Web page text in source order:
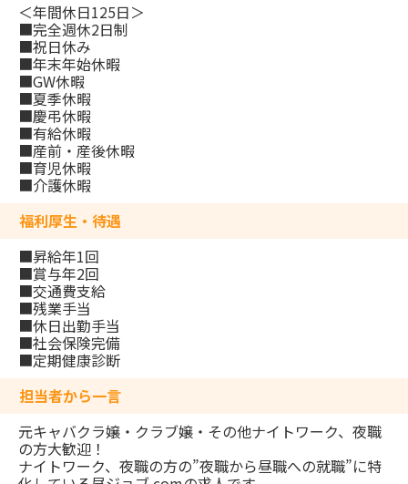
＜年間休日125日＞
■完全週休2日制
■祝日休み
■年末年始休暇
■GW休暇
■夏季休暇
■慶弔休暇
■有給休暇
■産前・産後休暇
■育児休暇
■介護休暇
福利厚生・待遇
■昇給年1回
■賞与年2回
■交通費支給
■残業手当
■休日出勤手当
■社会保険完備
■定期健康診断
担当者から一言
元キャバクラ嬢・クラブ嬢・その他ナイトワーク、夜職
の方大歓迎！
ナイトワーク、夜職の方の”夜職から昼職への就職”に特